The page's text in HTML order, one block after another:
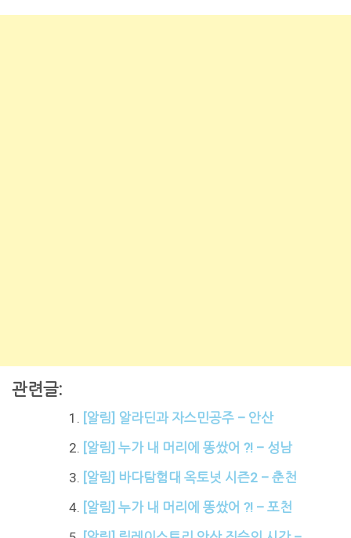
관련글:
[알림] 알라딘과 자스민공주 – 안산
[알림] 누가 내 머리에 똥쌌어 ?! – 성남
[알림] 바다탐험대 옥토넛 시즌2 – 춘천
[알림] 누가 내 머리에 똥쌌어 ?! – 포천